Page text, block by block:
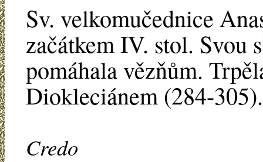
Sv. velkomučednice
začátkem IV. stol. Svou
pomáhala vězňům.
Diokleciánem (284-305).
Credo